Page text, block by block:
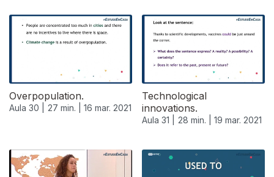
Overpopulation.
Aula 30 | 27 min. | 16 mar. 2021
Technological
innovations.
Aula 31 | 28 min. | 19 mar. 2021